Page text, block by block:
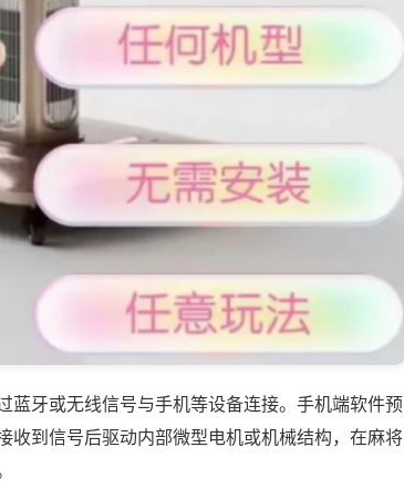
蓝牙或无线信号与手机等设备连接。手机端软件预
收到信号后驱动内部微型电机或机械结构，在麻将